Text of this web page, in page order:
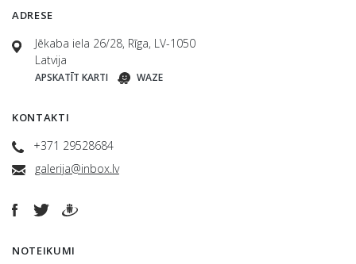
ADRESE
Jēkaba iela 26/28, Rīga, LV-1050
Latvija
APSKATĪT KARTI WAZE
KONTAKTI
+371 29528684
galerija@inbox.lv
NOTEIKUMI